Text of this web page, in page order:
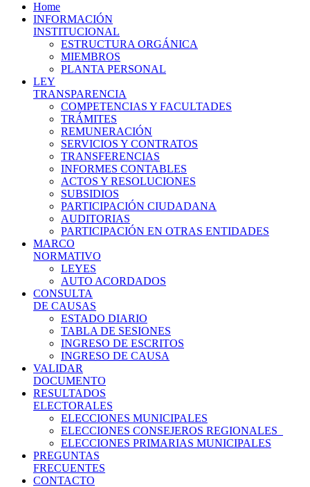
Home
INFORMACIÓN
INSTITUCIONAL
ESTRUCTURA ORGÁNICA
MIEMBROS
PLANTA PERSONAL
LEY
TRANSPARENCIA
COMPETENCIAS Y FACULTADES
TRÁMITES
REMUNERACIÓN
SERVICIOS Y CONTRATOS
TRANSFERENCIAS
INFORMES CONTABLES
ACTOS Y RESOLUCIONES
SUBSIDIOS
PARTICIPACIÓN CIUDADANA
AUDITORIAS
PARTICIPACIÓN EN OTRAS ENTIDADES
MARCO
NORMATIVO
LEYES
AUTO ACORDADOS
CONSULTA
DE CAUSAS
ESTADO DIARIO
TABLA DE SESIONES
INGRESO DE ESCRITOS
INGRESO DE CAUSA
VALIDAR
DOCUMENTO
RESULTADOS
ELECTORALES
ELECCIONES MUNICIPALES
ELECCIONES CONSEJEROS REGIONALES
ELECCIONES PRIMARIAS MUNICIPALES
PREGUNTAS
FRECUENTES
CONTACTO